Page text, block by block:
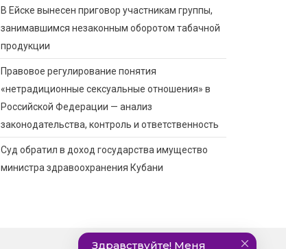
В Ейске вынесен приговор участникам группы,
занимавшимся незаконным оборотом табачной
продукции
Правовое регулирование понятия
«нетрадиционные сексуальные отношения» в
Российской Федерации — анализ
законодательства, контроль и ответственность
Суд обратил в доход государства имущество
министра здравоохранения Кубани